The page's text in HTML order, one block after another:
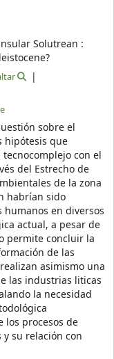
Solutrean :
sobre el
hipótesis que
con el
del Estrecho de
de la zona
habrían sido
en diversos
actual, a pesar de
permite concluir la
de las
asimismo una
las industrias liticas
la necesidad
los procesos de
su relación con